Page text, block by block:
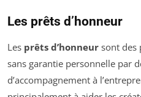
Les prêts d’honneur
Les prêts d’honneur sont des
sans garantie personnelle par
d’accompagnement à